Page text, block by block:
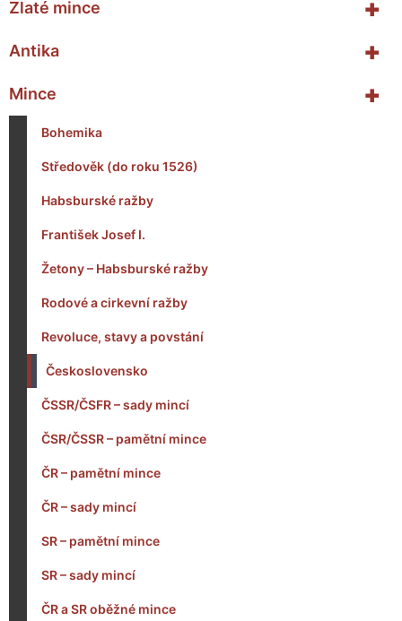
+
Zlaté mince
+
Antika
+
Mince
Bohemika
Středověk (do roku 1526)
Habsburské ražby
František Josef I.
Žetony – Habsburské ražby
Rodové a cirkevní ražby
Revoluce, stavy a povstání
Československo
ČSSR/ČSFR – sady mincí
ČSR/ČSSR – pamětní mince
ČR – pamětní mince
ČR – sady mincí
SR – pamětní mince
SR – sady mincí
ČR a SR oběžné mince